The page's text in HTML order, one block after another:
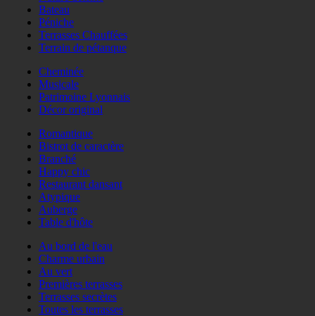
Bateau
Péniche
Terrasses Chauffées
Terrain de pétanque
Cheminée
Musicale
Patrimoine Lyonnais
Décor original
Romantique
Bistrot de caractère
Branché
Happy chic
Restaurant dansant
Atypique
Auberge
Table d'hôte
Au bord de l'eau
Charme urbain
Au vert
Premières terrasses
Terrasses secrètes
Toutes les terrasses